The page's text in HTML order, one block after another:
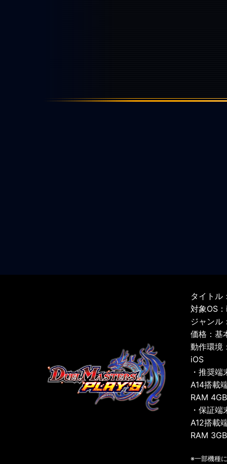
タイトル
対象OS
ジャンル
価格：基
動作環境
iOS
・推奨端
A14搭載
RAM
・保証端
A12搭載
RAM
※一部機種